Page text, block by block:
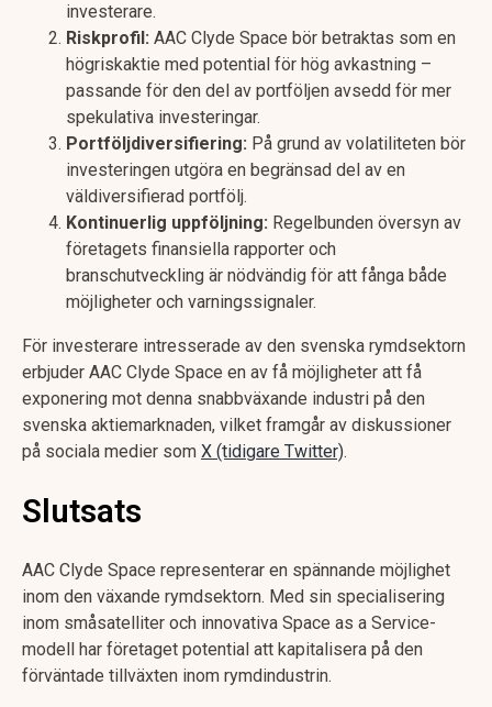
investerare.
Riskprofil: AAC Clyde Space bör betraktas som en
högriskaktie med potential för hög avkastning –
passande för den del av portföljen avsedd för mer
spekulativa investeringar.
Portföljdiversifiering: På grund av volatiliteten bör
investeringen utgöra en begränsad del av en
väldiversifierad portfölj.
Kontinuerlig uppföljning: Regelbunden översyn av
företagets finansiella rapporter och
branschutveckling är nödvändig för att fånga både
möjligheter och varningssignaler.
För investerare intresserade av den svenska rymdsektorn
erbjuder AAC Clyde Space en av få möjligheter att få
exponering mot denna snabbväxande industri på den
svenska aktiemarknaden, vilket framgår av diskussioner
på sociala medier som X (tidigare Twitter).
Slutsats
AAC Clyde Space representerar en spännande möjlighet
inom den växande rymdsektorn. Med sin specialisering
inom småsatelliter och innovativa Space as a Service-
modell har företaget potential att kapitalisera på den
förväntade tillväxten inom rymdindustrin.